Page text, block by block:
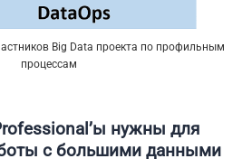
Big Data проекта по профильным
процессам
’ы нужны для
с большими данными